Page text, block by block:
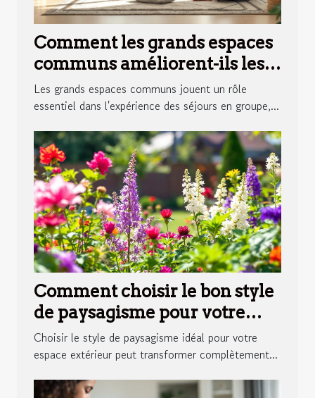
Comment les grands espaces
communs améliorent-ils les
séjours en groupe ?
Les grands espaces communs jouent un rôle
essentiel dans l'expérience des séjours en groupe,...
Comment choisir le bon style
de paysagisme pour votre
espace extérieur ?
Choisir le style de paysagisme idéal pour votre
espace extérieur peut transformer complètement...